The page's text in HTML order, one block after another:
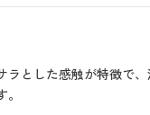
とした感触が特徴で